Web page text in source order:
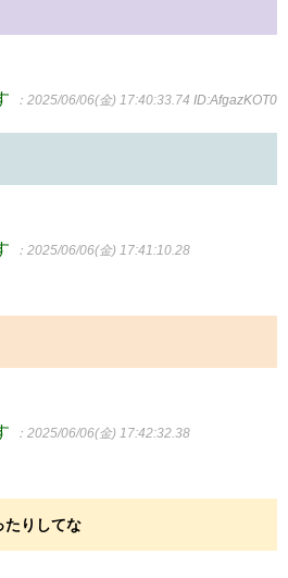
：2025/06/06(金) 17:40:33.74 ID:AfgazKOT0
：2025/06/06(金) 17:41:10.28
：2025/06/06(金) 17:42:32.38
たりしてな